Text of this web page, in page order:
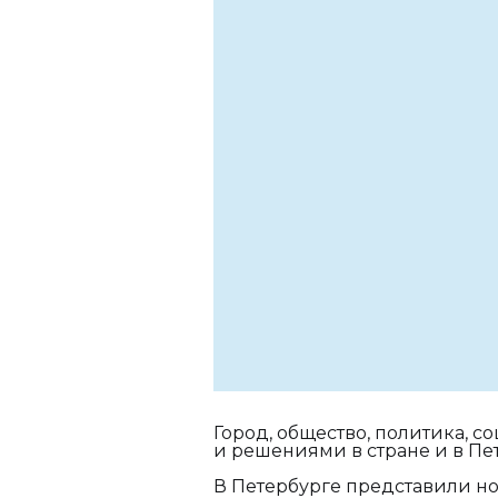
Город, общество, политика,
и решениями в стране и в
В Петербурге представили